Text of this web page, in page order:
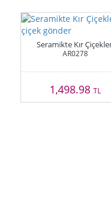
Seramikte Kır
AR0278
1,498.98TL